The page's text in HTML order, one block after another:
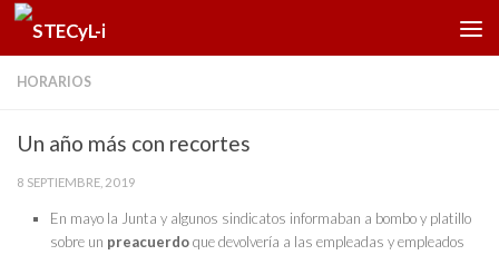
Saltar al contenido
HORARIOS
Un año más con recortes
8 SEPTIEMBRE, 2019
En mayo la Junta y algunos sindicatos informaban a bombo y platillo
sobre un preacuerdoque devolvería a las empleadas y empleados